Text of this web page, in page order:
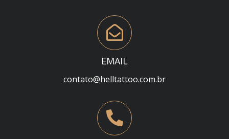
EMAIL
contato@helltattoo.com.br